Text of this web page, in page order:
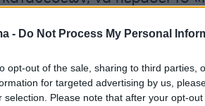
- Do Not Process My Personal
opt-out of the sale, sharing to third parties,
for targeted advertising by us,
selection. Please note that after your opt-
για την κατηγορία της